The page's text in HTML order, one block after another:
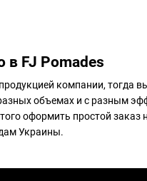
в FJ Pomades
компании,
объемах и с разным
оформить простой заказ
Украины.